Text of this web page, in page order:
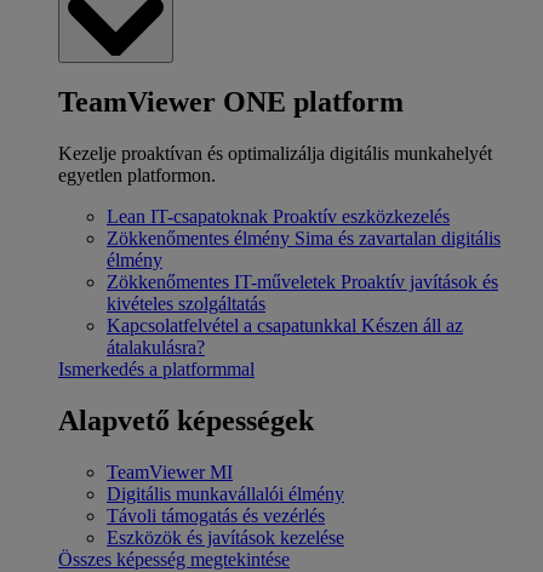
TeamViewer ONE platform
Kezelje proaktívan és optimalizálja digitális munkahelyét
egyetlen platformon.
Lean IT-csapatoknak Proaktív eszközkezelés
Zökkenőmentes élmény Sima és zavartalan digitális
élmény
Zökkenőmentes IT-műveletek Proaktív javítások és
kivételes szolgáltatás
Kapcsolatfelvétel a csapatunkkal Készen áll az
átalakulásra?
Ismerkedés a platformmal
Alapvető képességek
TeamViewer MI
Digitális munkavállalói élmény
Távoli támogatás és vezérlés
Eszközök és javítások kezelése
Összes képesség megtekintése